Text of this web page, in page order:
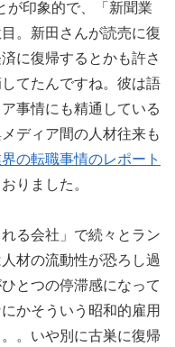
が印象的で、「新聞業
。新田さんが読売に復
に復帰するとかも許さ
てたんですね。彼は語
事情にも精通している
ディア間の人材往来も
の転職事情のレポート
りました。
る会社」で続々とラン
材の流動性が恐ろし過
とつの停滞感になって
かそういう昭和的雇用
。いや別に古巣に復帰